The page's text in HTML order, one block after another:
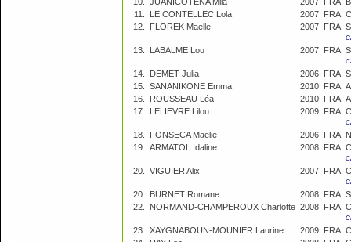
11.
LE CONTELLEC Lola 2007 FRA
12.
FLOREK Maelle 2007 FRA
13. LABALME Lou 2007 FRA
14. DEMET Julia 2006 FRA
15.
SANANIKONE Emma 2010 FRA
16.
ROUSSEAU Léa 2010 FRA
17.
LELIEVRE Lilou 2009 FRA
18. FONSECA Maëlie 2006 FRA
19.
ARMATOL Idaline 2008 FRA
20. VIGUIER Alix 2007 FRA
20. BURNET Romane 2008 FRA
22.
NORMAND-CHAMPEROUX Charlotte 2008 FRA
23. XAYGNABOUN-MOUNIER Laurine 2009 FRA